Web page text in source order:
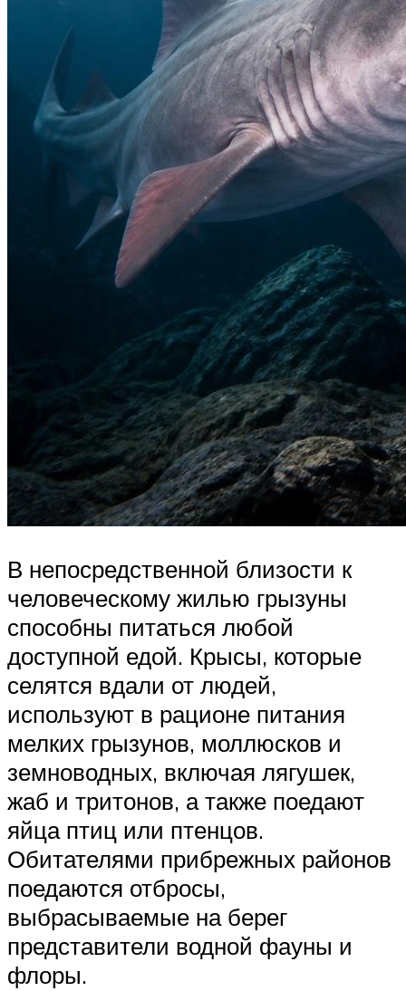
В непосредственной близости к
человеческому жилью грызуны
способны питаться любой
доступной едой. Крысы, которые
селятся вдали от людей,
используют в рационе питания
мелких грызунов, моллюсков и
земноводных, включая лягушек,
жаб и тритонов, а также поедают
яйца птиц или птенцов.
Обитателями прибрежных районов
поедаются отбросы,
выбрасываемые на берег
представители водной фауны и
флоры.